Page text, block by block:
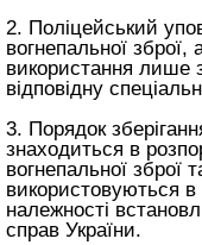
2. Поліцейський
вогнепальної зброї,
використання лише
відповідну
3. Порядок
знаходиться в
вогнепальної зброї
використовуються в
належності
справ України.